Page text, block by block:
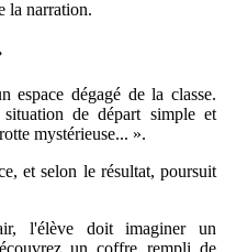
la narration.
espace dégagé de la classe.
de départ simple et
mystérieuse... ».
et selon le résultat, poursuit
l'élève doit imaginer un
un coffre rempli de